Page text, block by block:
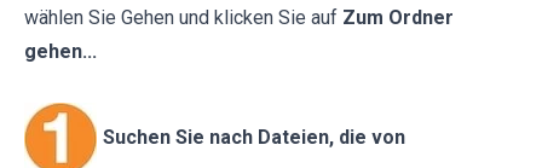
wählen Sie Gehen und klicken Sie auf Zum Ordner
gehen...
Suchen Sie nach Dateien, die von